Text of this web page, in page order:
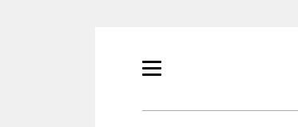
Primair
tonen/verbergen